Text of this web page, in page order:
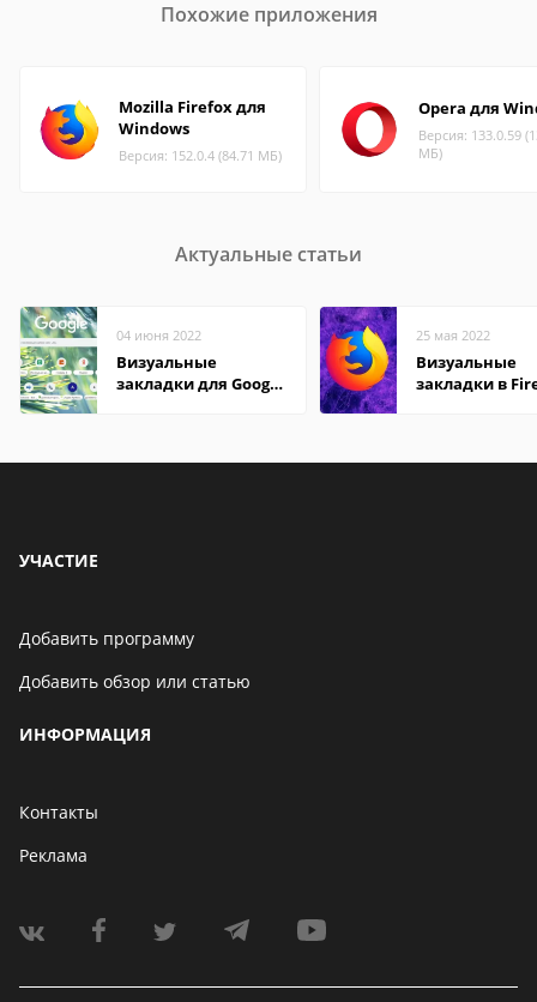
Похожие приложения
Mozilla Firefox для
Windows
Версия: 152.0.4 (84.71 МБ)
Opera для
Версия: 133.0.59
МБ)
Актуальные статьи
04 июня 2022
Визуальные
закладки для Google
25 мая 2022
Визуальные
закладки в
УЧАСТИЕ
Добавить программу
Добавить обзор или статью
ИНФОРМАЦИЯ
Контакты
Реклама